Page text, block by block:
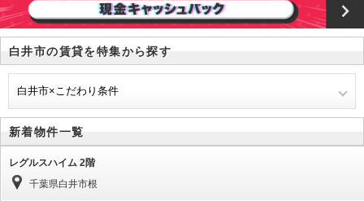
白井市の賃貸を特集から探す
白井市×こだわり条件
新着物件一覧
レグルスハイム 2階
千葉県白井市根